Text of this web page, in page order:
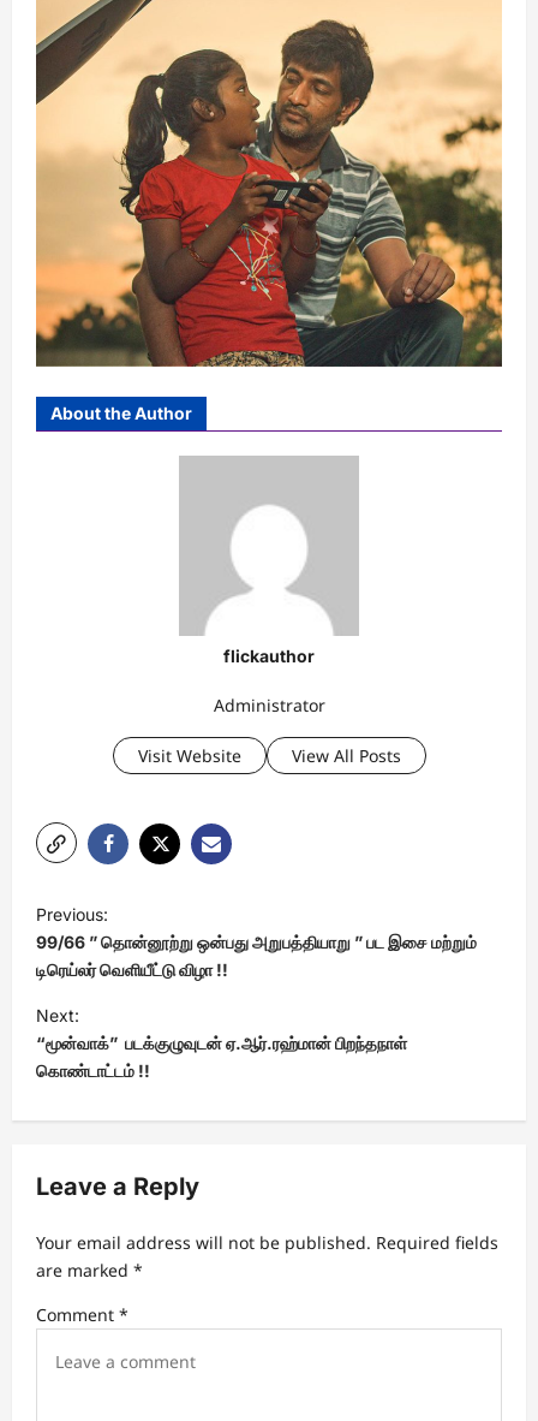
About the Author
flickauthor
Administrator
Visit Website View All Posts
o
s
t
n
a
v
g
a
t
i
Previous:
99/66 ” தொன்னூற்று ஒன்பது அறுபத்தியாறு ” பட இசை மற்றும்
டிரெய்லர் வெளியீட்டு விழா !!
Next:
“மூன்வாக்” படக்குழுவுடன் ஏ.ஆர்.ரஹ்மான் பிறந்தநாள்
கொண்டாட்டம் !!
Leave a Reply
Your email address will not be published. Required fields
are marked *
Comment *